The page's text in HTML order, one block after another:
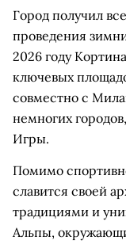
Город получил
проведения
2026 году
ключевых
совместно с
немногих
Игры.
Помимо
славится своей
традициями и
Альпы,